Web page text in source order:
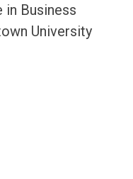
in Business
University